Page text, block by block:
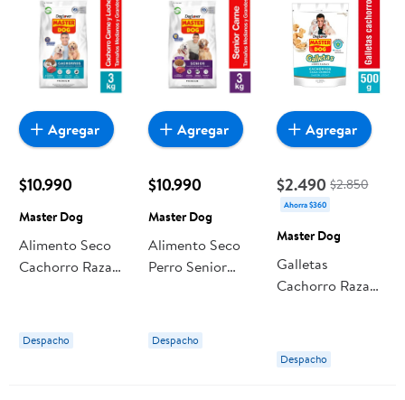
$10.990
Master Dog
Alimento Seco
Cachorro Raza
Leche Bolsa 3 Kg
Master Dog
Despacho
Agregar
$10.990
Master Dog
Alimento Seco
Perro Senior
Carne Bolsa 3 Kg
Master Dog
Despacho
Agregar
$2.490 $2.850
Ahorra $360
Master Dog
Galletas
Cachorro Raza
g Master Dog
Despacho
Agregar